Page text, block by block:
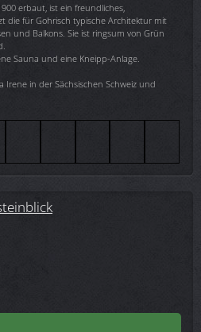
erbaut, ist ein freundliches,
die für Gohrisch typische Architektur mit
und Balkons. Sie ist ringsum von Grün
Sauna und eine Kneipp-Anlage.
Irene in der Sächsischen Schweiz und